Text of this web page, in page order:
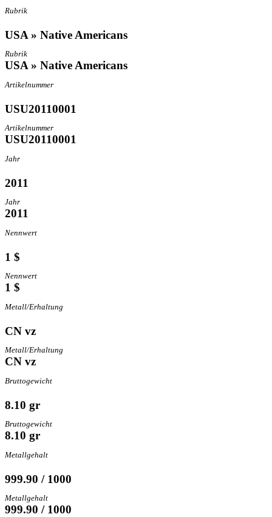
Rubrik
USA » Native Americans
Rubrik
USA » Native Americans
Artikelnummer
USU20110001
Artikelnummer
USU20110001
Jahr
2011
Jahr
2011
Nennwert
1 $
Nennwert
1 $
Metall/Erhaltung
CN vz
Metall/Erhaltung
CN vz
Bruttogewicht
8.10 gr
Bruttogewicht
8.10 gr
Metallgehalt
999.90 / 1000
Metallgehalt
999.90 / 1000